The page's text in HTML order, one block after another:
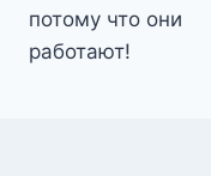
потому что они
работают!